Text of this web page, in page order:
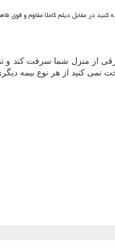
در مقابل دیلم کاملا مقاوم و قوی
منزل شما سرقت کند و
نمی کنید از هر نوع بیمه